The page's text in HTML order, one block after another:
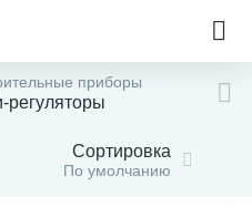
приборы
регуляторы
Сортировка
По умолчанию